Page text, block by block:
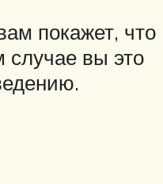
покажет, что
вы это